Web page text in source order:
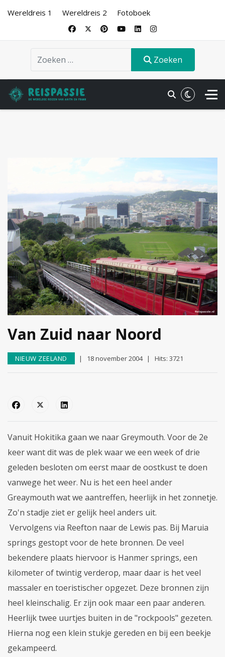
Wereldreis 1 Wereldreis 2 Fotoboek
Zoeken Zoeken
Van Zuid naar Noord
NIEUW ZEELAND 18 november 2004 Hits: 3721
Vanuit Hokitika gaan we naar Greymouth. Voor de 2e
keer want dit was de plek waar we een week of drie
geleden besloten om eerst maar de oostkust te doen
vanwege het weer. Nu is het een heel ander
Greaymouth wat we aantreffen, heerlijk in het zonnetje.
Zo'n stadje ziet er gelijk heel anders uit.
Vervolgens via Reefton naar de Lewis pas. Bij Maruia
springs gestopt voor de hete bronnen. De veel
bekendere plaats hiervoor is Hanmer springs, een
kilometer of twintig verderop, maar daar is het veel
massaler en toeristischer opgezet. Deze bronnen zijn
heel kleinschalig. Er zijn ook maar een paar anderen.
Heerlijk twee uurtjes buiten in de "rockpools" gezeten.
Hierna nog een klein stukje gereden en bij een beekje
gekampeerd.